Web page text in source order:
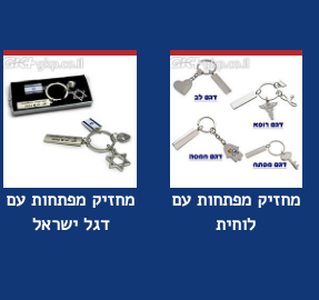
מחזיק מפתחות עם
לוחית
מחזיק מפתחות עם
דגל ישראל